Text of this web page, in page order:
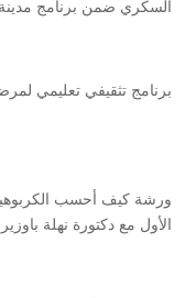
السكري ضمن برنامج
برنامج تثقيفي تعليمي
ورشة كيف أحسب
الأول مع دكتورة نهلة باوزير